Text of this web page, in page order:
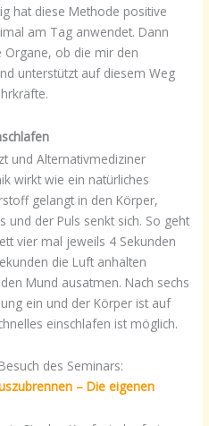
hat diese Methode positive
am Tag anwendet. Dann
Organe, ob die mir den
unterstützt auf diesem Weg
und Alternativmediziner
wirkt wie ein natürliches
gelangt in den Körper,
und der Puls senkt sich. So geht
vier mal jeweils 4 Sekunden
die Luft anhalten
Mund ausatmen. Nach sechs
ein und der Körper ist auf
einschlafen ist möglich.
des Seminars:
– Die eigenen